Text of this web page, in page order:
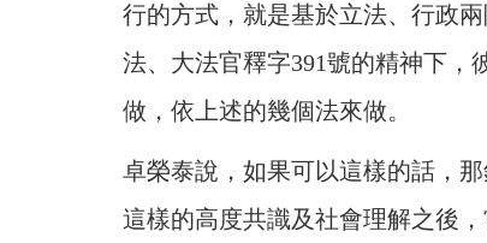
行的方式，就是基於立法、行政
法、大法官釋字391號的精神下，
做，依上述的幾個法來做。
卓榮泰說，如果可以這樣的話，
這樣的高度共識及社會理解之後